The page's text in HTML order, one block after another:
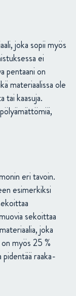
joka sopii myös
ei
pentaani on
materiaalissa ole
tai kaasuja.
eri tavoin.
esimerkiksi
sekoittaa
joka
myös 25 %
raaka-